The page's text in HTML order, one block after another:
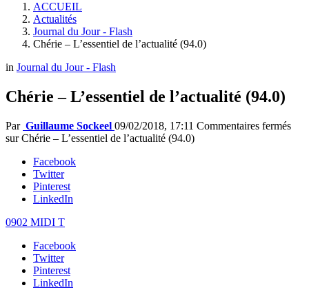
ACCUEIL
Actualités
Journal du Jour - Flash
Chérie – L’essentiel de l’actualité (94.0)
in Journal du Jour - Flash
Chérie – L’essentiel de l’actualité (94.0)
Par Guillaume Sockeel 09/02/2018, 17:11 Commentaires fermés
sur Chérie – L’essentiel de l’actualité (94.0)
Facebook
Twitter
Pinterest
LinkedIn
0902 MIDI T
Facebook
Twitter
Pinterest
LinkedIn